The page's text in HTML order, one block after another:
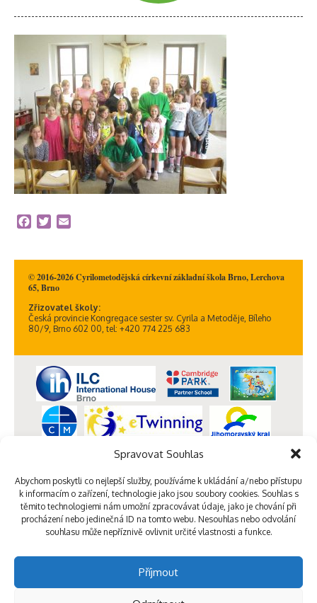
Spravovat Souhlas
Abychom poskytli co nejlepší služby, používáme k ukládání a/nebo přístupu
k informacím o zařízení, technologie jako jsou soubory cookies. Souhlas s
těmito technologiemi nám umožní zpracovávat údaje, jako je chování při
procházení nebo jedinečná ID na tomto webu. Nesouhlas nebo odvolání
souhlasu může nepříznivě ovlivnit určité vlastnosti a funkce.
Příjmout
Facebook
Twitter
© 2016-2026 Cyrilometodějská církevní základní škola Brno, Lerchova
65, Brno
Zřizovatel školy:
Česká provincie Kongregace sester sv. Cyrila a Metoděje, Bíleho
80/9, Brno 602 00, tel: +420 774 225 683